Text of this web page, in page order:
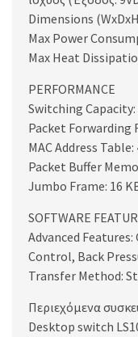
Dimensions
Max Power
Max Heat
PERFORMANCE
Switching Capacity:
Packet Forwarding
MAC Address Table:
Packet Buffer
Jumbo Frame: 16
SOFTWARE
Advanced
Control, Back
Transfer Method:
Περιεχόμενα
Desktop switch